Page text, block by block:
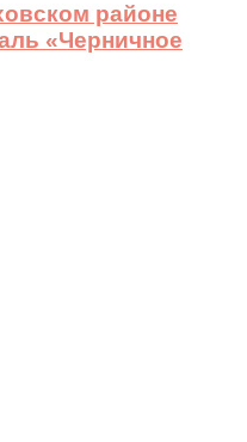
районе
«Черничное